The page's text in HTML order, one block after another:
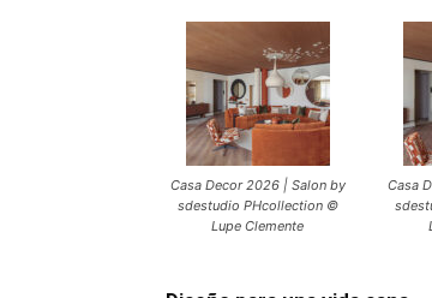
Casa Decor 2026 | Salon by
sdestudio PHcollection ©
Lupe Clemente
Casa